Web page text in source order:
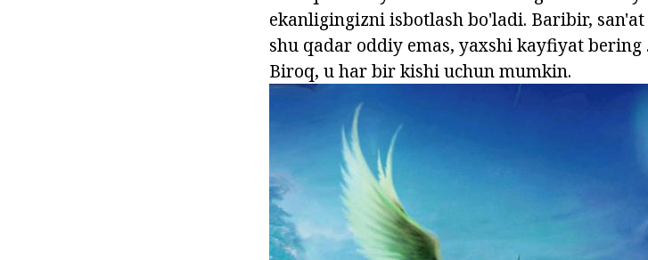
ekanligingizni isbotlash bo'ladi. Baribir,
shu qadar oddiy emas, yaxshi kayfiyat bering
Biroq, u har bir kishi uchun mumkin.